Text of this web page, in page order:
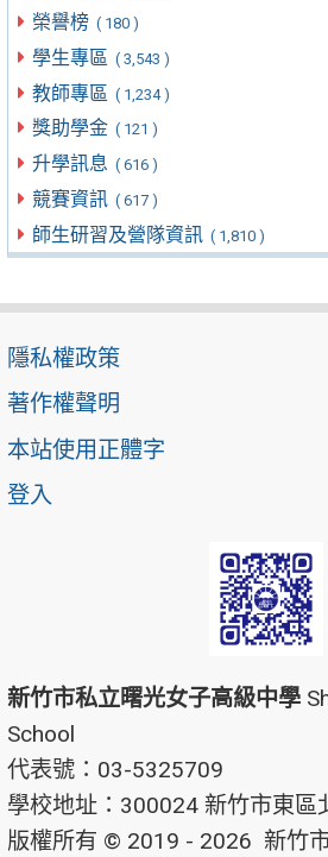
榮譽榜 ( 180 )
學生專區 ( 3,543 )
教師專區 ( 1,234 )
獎助學金 ( 121 )
升學訊息 ( 616 )
競賽資訊 ( 617 )
師生研習及營隊資訊 ( 1,810 )
隱私權政策
著作權聲明
本站使用正體字
登入
新竹市私立曙光女子高級中學
School
代表號：03-5325709
學校地址：300024 新竹市東區
版權所有 © 2019 - 2026 新竹